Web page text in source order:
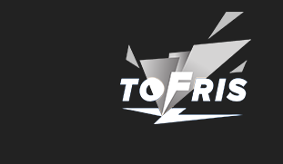
Оптимально
Область применения
Легковые и
Мотоциклы и
Спортивные и